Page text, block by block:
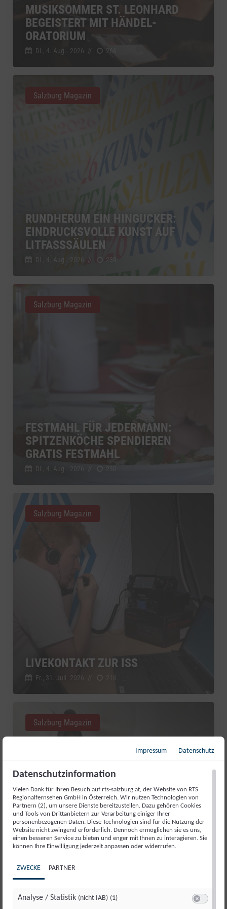
MUSIKSOMMER ST. LEONHARD
BEGEISTERT MIT HÄNDEL-
ORATORIUM
Di., 4. Aug.. 2026 // 266
RUNDHERUM EIN HINGUCKER:
EINDRUCKSVOLLE KUNST AUF
LITFASSSÄULEN
Di., 4. Aug.. 2026 239
Salzburg Magazin
FESTMAHL FÜR JEDERMANN:
SPITZENKÖCHE SPENDIEREN
GRATIS FESTMAHL
Di., 4. Aug.. 2026
Salzburg Magazin
LIVEKONTAKT ZUR ISS
Fr., 31. Juli. 2026
Salzburg Magazin
JULI 2026
Salzburg Magazin
Impressum Datenschutz
Datenschutzinformation
Vielen Dank für Ihren Besuch auf rts-salzburg.at, der Website von RTS
Regionalfernsehen GmbH in Österreich. Wir nutzen Technologien von
Partnern (2), um unsere Dienste bereitzustellen. Dazu gehören Cookies
und Tools von Drittanbietern zur Verarbeitung einiger Ihrer
personenbezogenen Daten. Diese Technologien sind für die Nutzung der
Website nicht zwingend erforderlich. Dennoch ermöglichen sie es uns,
einen besseren Service zu bieten und enger mit Ihnen zu interagieren. Sie
können Ihre Einwilligung jederzeit anpassen oder widerrufen.
ZWECKE PARTNER
Analyse / Statistik (nicht IAB) (1)